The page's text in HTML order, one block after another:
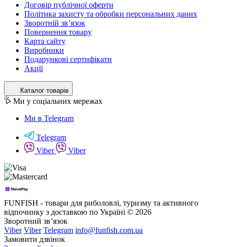
Договір публічної оферти
Політика захисту та обробки персональних даних
Зворотній зв’язок
Повернення товару
Карта сайту
Виробники
Подарункові сертифікати
Акції
Каталог товарів
Ми у соціальних мережах
Ми в Telegram
Telegram
Viber
Viber
FUNFISH - товари для риболовлі, туризму та активного
відпочинку з доставкою по Україні © 2026
Зворотний зв’язок
Viber Viber Telegram info@funfish.com.ua
Замовити дзвінок